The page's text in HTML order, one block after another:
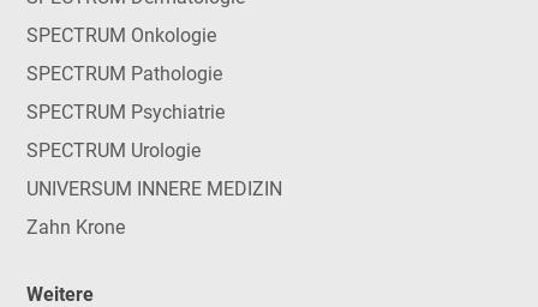
SPECTRUM Onkologie
SPECTRUM Pathologie
SPECTRUM Psychiatrie
SPECTRUM Urologie
UNIVERSUM INNERE MEDIZIN
Zahn Krone
Weitere